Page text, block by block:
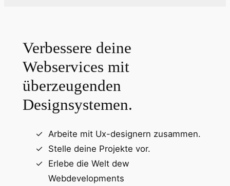
Verbessere deine
Webservices mit
überzeugenden
Designsystemen.
Arbeite mit Ux-designern zusammen.
Stelle deine Projekte vor.
Erlebe die Welt dew
Webdevelopments